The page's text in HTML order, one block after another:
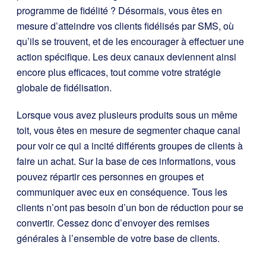
programme de fidélité ? Désormais, vous êtes en
mesure d’atteindre vos clients fidélisés par SMS, où
qu’ils se trouvent, et de les encourager à effectuer une
action spécifique. Les deux canaux deviennent ainsi
encore plus efficaces, tout comme votre stratégie
globale de fidélisation.
Lorsque vous avez plusieurs produits sous un même
toit, vous êtes en mesure de segmenter chaque canal
pour voir ce qui a incité différents groupes de clients à
faire un achat. Sur la base de ces informations, vous
pouvez répartir ces personnes en groupes et
communiquer avec eux en conséquence. Tous les
clients n’ont pas besoin d’un bon de réduction pour se
convertir. Cessez donc d’envoyer des remises
générales à l’ensemble de votre base de clients.